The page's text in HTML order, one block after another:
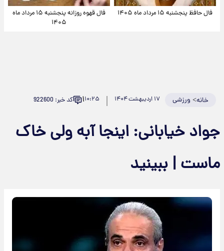
فال حافظ پنجشنبه ۱۵ مرداد ماه ۱۴۰۵
فال قهوه روزانه پنجشنبه ۱۵ مرداد ماه
۱۴۰۵
خانه> ورزشی ۱۷ اردیبهشت ۱۴۰۴ ۱۰:۲۵۱ کد خبر: 922600
جواد خیابانی: اینجا آبه ولی خاک
ماست | ببینید